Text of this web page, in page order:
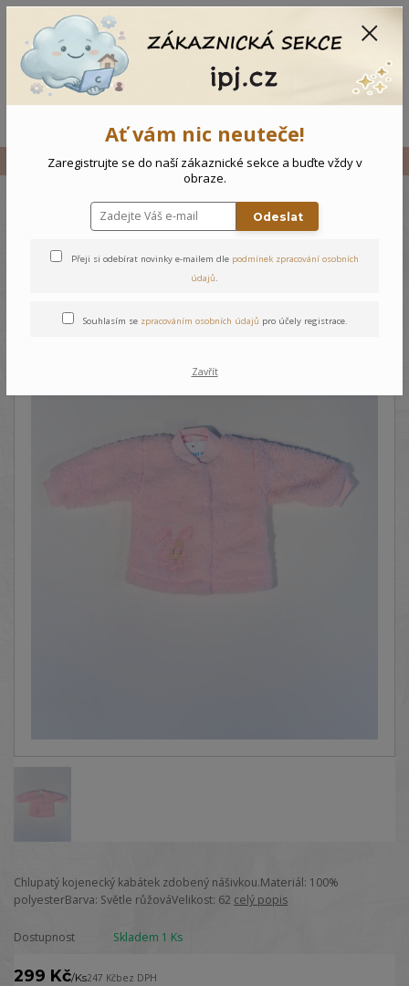
Vše Kojenecký kabátek Zajíček
Kojenecký kabátek Zajíček
Chlupatý kojenecký kabátek zdobený nášivkou.Materiál: 100%
polyesterBarva: Světle růžováVelikost: 62 celý popis
Dostupnost Skladem 1 Ks
299 Kč/Ks247 Kčbez DPH
Ať vám nic neuteče!
Zaregistrujte se do naší zákaznické sekce a buďte vždy v
obraze.
Odeslat
Přeji si odebírat novinky e-mailem dle podmínek zpracování osobních
údajů.
Souhlasím se zpracováním osobních údajů pro účely registrace.
Zavřít